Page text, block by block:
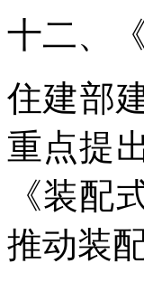
十二、
住建部
重点提
《装配
推动装